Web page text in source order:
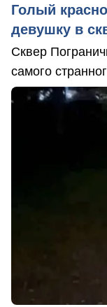
Голый
девушку в
Сквер
самого